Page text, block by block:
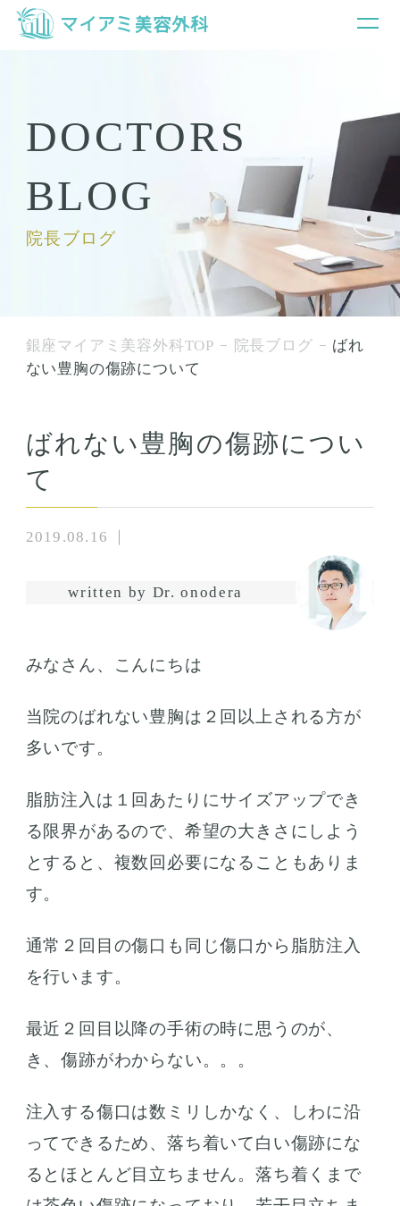
DOCTORS
BLOG
院長ブログ
銀座マイアミ美容外科TOP 院長ブログ
ばれ
ない豊胸の傷跡について
ばれない豊胸の傷跡につい
て
2019.08.16
written by Dr. onodera
みなさん、こんにちは
当院のばれない豊胸は２回以上される方が
多いです。
脂肪注入は１回あたりにサイズアップでき
る限界があるので、希望の大きさにしよう
とすると、複数回必要になることもありま
す。
通常２回目の傷口も同じ傷口から脂肪注入
を行います。
最近２回目以降の手術の時に思うのが、
き、傷跡がわからない。。。
注入する傷口は数ミリしかなく、しわに沿
ってできるため、落ち着いて白い傷跡にな
るとほとんど目立ちません。落ち着くまで